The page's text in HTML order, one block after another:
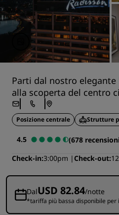
Parti dal nostro
alla scoperta del centro
Posizione centrale Strutture
4.5
(678
Check-in 3:00pm Check-out
DalUSD 82.84/notte
*tariffa più bassa disponibile per